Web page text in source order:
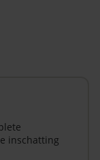
inschatting